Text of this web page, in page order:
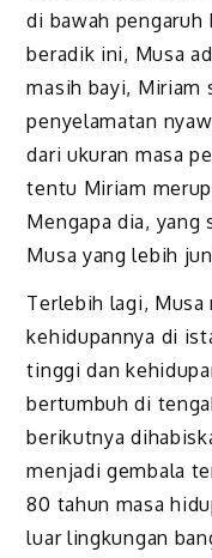
di bawah pengaruh
beradik ini, Musa
masih bayi, Miriam
penyelamatan
dari ukuran masa
tentu Miriam
Mengapa dia, yang
Musa yang lebih
Terlebih lagi,
kehidupannya di
tinggi dan
bertumbuh di
berikutnya
menjadi gembala
80 tahun masa
luar lingkungan